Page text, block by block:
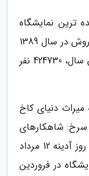
ترین نمایشگاه
موزه ملی ایران بعد از نمایشگاه منشور کوروش در سال 1389
بوده است. نمایشگاه منشور کوروش در آن سال، 424730 نفر
میراث دنیای کاخ
سرخ: شاهکارهای
ایرانی قرن نوزدهم به نمایش درآمده بود، روز آدینه 12 مرداد
در فروردین